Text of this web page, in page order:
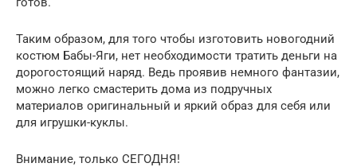
Таким образом, для того чтобы изготовить новогодний
костюм Бабы-Яги, нет необходимости тратить деньги на
дорогостоящий наряд. Ведь проявив немного фантазии,
можно легко смастерить дома из подручных
материалов оригинальный и яркий образ для себя или
для игрушки-куклы.
Внимание, только СЕГОДНЯ!